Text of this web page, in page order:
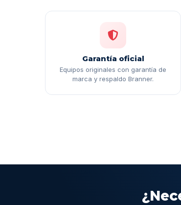
Garantía oficial
Equipos originales con garantía de
marca y respaldo Branner.